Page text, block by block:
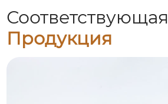
Соответствующая
Продукция